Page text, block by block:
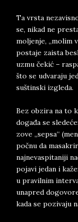
Ta vrsta
se, nikad ne
moljenje, „molim
postaje zaista
uzmu čekić –
što se udvaraju
suštinski izgleda.
Bez obzira na to
događa se
zove „sepsa“
počnu da
najnevaspitaniji
pojavi jedan i
u pravilnim
unapred
kada se pozivaju